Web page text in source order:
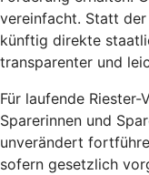
vereinfacht. Statt
künftig direkte
transparenter und
Für laufende
Sparerinnen und
unverändert
sofern gesetzlich